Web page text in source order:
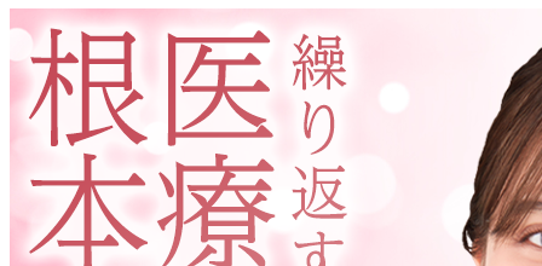
WEB予約
ダイヤモンドカプセル
NMN20000
購入ページ
イソトレチノイン
（ニキビ治療）
WEB予約